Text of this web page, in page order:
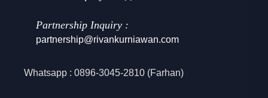
Partnership Inquiry :
partnership@rivankurniawan.com
Whatsapp : 0896-3045-2810 (Farhan)